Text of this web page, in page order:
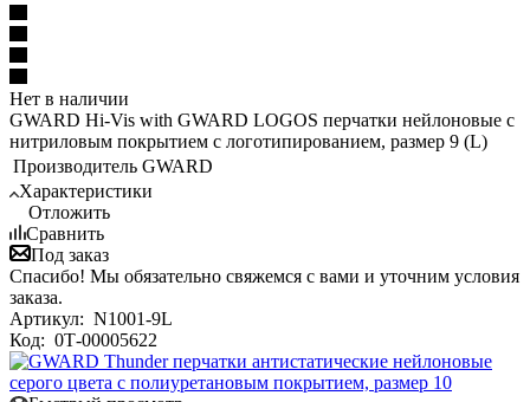
Нет в наличии
GWARD Hi-Vis with GWARD LOGOS перчатки нейлоновые с
нитриловым покрытием с логотипированием, размер 9 (L)
Производитель GWARD
Характеристики
Отложить
Сравнить
Под заказ
Спасибо! Мы обязательно свяжемся с вами и уточним условия
заказа.
Артикул: N1001-9L
Код: 0Т-00005622